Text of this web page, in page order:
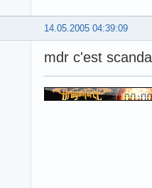
14.05.2005 04:39:09
mdr c'est